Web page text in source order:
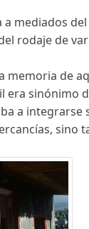
mediados
rodaje de
memoria de
sinónimo
a